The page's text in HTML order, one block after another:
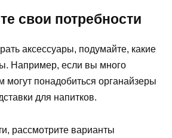
свои потребности
аксессуары, подумайте, какие
Например, если вы много
могут понадобиться органайзеры
для напитков.
рассмотрите варианты